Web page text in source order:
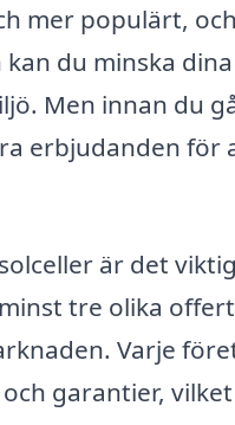
mer populärt,
du minska
Men innan du
erbjudanden för
är det
tre olika
Varje
garantier,